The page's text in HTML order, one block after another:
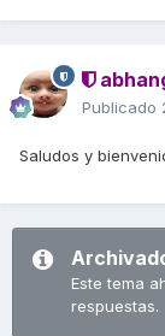
Publicado
Saludos y
Este tema
respuestas.